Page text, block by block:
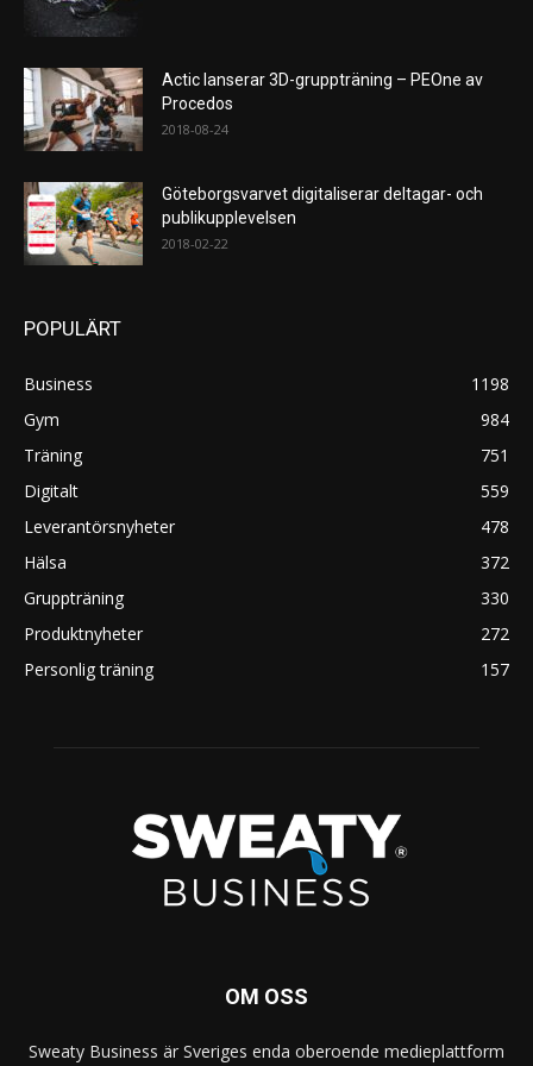
Actic lanserar 3D-gruppträning – PEOne av
Procedos
2018-08-24
Göteborgsvarvet digitaliserar deltagar- och
publikupplevelsen
2018-02-22
POPULÄRT
Business
1198
Gym
984
Träning
751
Digitalt
559
Leverantörsnyheter
478
Hälsa
372
Gruppträning
330
Produktnyheter
272
Personlig träning
157
OM OSS
Sweaty Business är Sveriges enda oberoende medieplattform